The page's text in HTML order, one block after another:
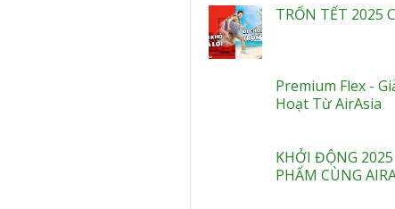
TRỐN TẾT 2025
Premium Flex -
Hoạt Từ AirAsia
KHỞI ĐỘNG 2025
PHẨM CÙNG